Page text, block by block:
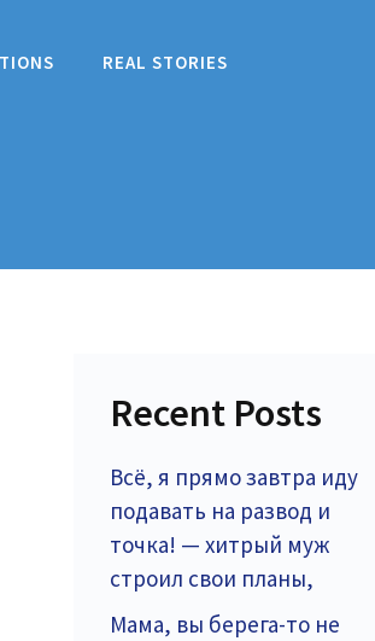
REAL STORIES
Recent Posts
Всё, я прямо завтра иду
подавать на развод и
точка! — хитрый муж
строил свои планы,
Мама, вы берега-то не